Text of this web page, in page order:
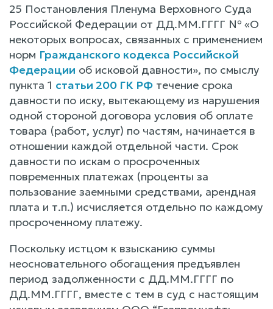
25 Постановления Пленума Верховного Суда
Российской Федерации от ДД.ММ.ГГГГ № «О
некоторых вопросах, связанных с применением
норм Гражданского кодекса Российской
Федерации об исковой давности», по смыслу
пункта 1 статьи 200 ГК РФ течение срока
давности по иску, вытекающему из нарушения
одной стороной договора условия об оплате
товара (работ, услуг) по частям, начинается в
отношении каждой отдельной части. Срок
давности по искам о просроченных
повременных платежах (проценты за
пользование заемными средствами, арендная
плата и т.п.) исчисляется отдельно по каждому
просроченному платежу.
Поскольку истцом к взысканию суммы
неосновательного обогащения предъявлен
период задолженности с ДД.ММ.ГГГГ по
ДД.ММ.ГГГГ, вместе с тем в суд с настоящим